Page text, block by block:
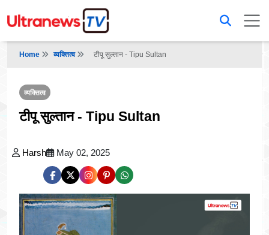
Home व्यक्तित्व टीपू सुल्तान - Tipu Sultan
व्यक्तित्व
टीपू सुल्तान - Tipu Sultan
Harsh May 02, 2025